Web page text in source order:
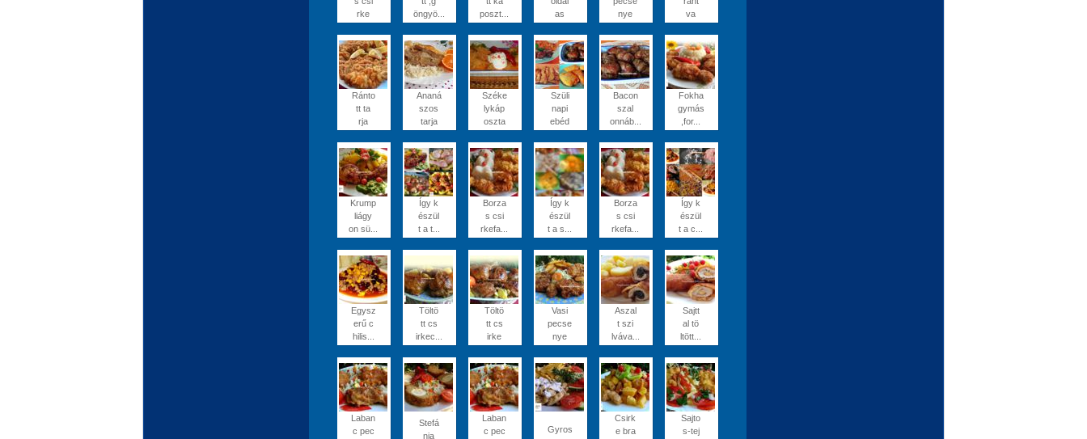
rke
öngyö...
poszt...
as
nye
va
Ránto
tt ta
rja
Ananá
szos
tarja
Széke
lykáp
oszta
Szüli
napi
ebéd
Bacon
szal
onnáb...
Fokha
gymás
,for...
Krump
liágy
on sü...
Így k
észül
t a t...
Borza
s csi
rkefa...
Így k
észül
t a s...
Borza
s csi
rkefa...
Így k
észül
t a c...
Egysz
erű c
hilis...
Töltö
tt cs
irkec...
Töltö
tt cs
irke
Vasi
pecse
nye
Aszal
t szi
lváva...
Sajtt
al tö
ltött...
Laban
c pec
Stefá
nia
Laban
c pec
Gyros
Csirk
e bra
Sajto
s-tej